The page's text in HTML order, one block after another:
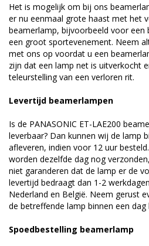
Het is mogelijk om bij ons
er nu eenmaal grote haast met het
beamerlamp, bijvoorbeeld voor een
een groot sportevenement. Neem
met ons op voordat u een
zijn dat een lamp net is uitverkocht
teleurstelling van een verloren rit.
Levertijd beamerlampen
Is de PANASONIC ET-LAE200
leverbaar? Dan kunnen wij de lamp
afleveren, indien voor 12 uur
worden dezelfde dag nog
niet garanderen dat de lamp er de
levertijd bedraagt dan 1-2
Nederland en België. Neem gerust
de betreffende lamp binnen een dag
Spoedbestelling beamerlamp